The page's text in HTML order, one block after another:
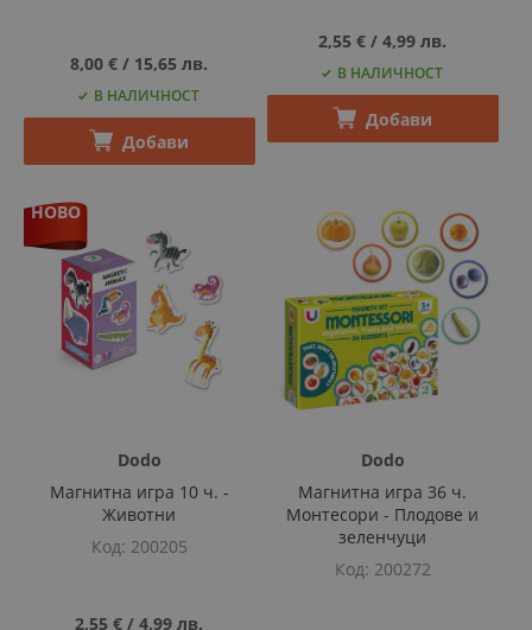
8,00 € ‎/‎ 15,65 лв.
В НАЛИЧНОСТ
Добави
2,55 € ‎/‎ 4,99 лв.
В НАЛИЧНОСТ
Добави
НОВО
Dodo
Магнитна игра 10 ч. -
Животни
Код 200205
2,55 € ‎/‎ 4,99 лв.
Dodo
Магнитна игра 36 ч.
Монтесори - Плодове и
зеленчуци
Код 200272